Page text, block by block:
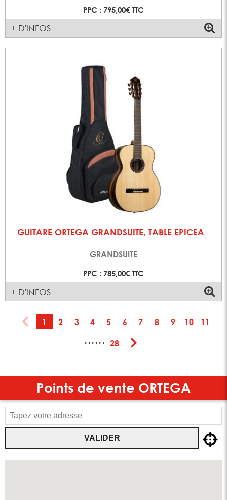
PPC : 795,00€ TTC
+ D'INFOS
GUITARE ORTEGA GRANDSUITE, TABLE EPICEA
GRANDSUITE
PPC : 785,00€ TTC
+ D'INFOS
1 2 3 4 5 6 7 8 9 10 11
······ 28
Points de vente ORTEGA
VALIDER